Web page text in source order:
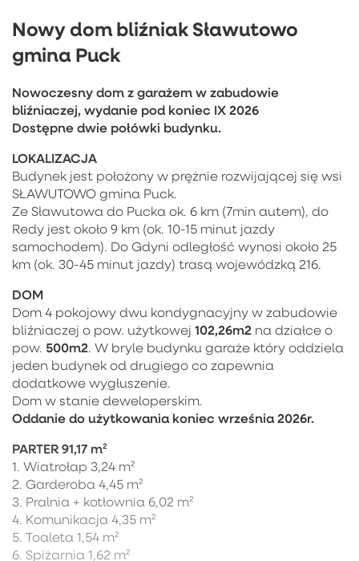
Nowy dom bliźniak Sławutowo
gmina Puck
Nowoczesny dom z garażem w zabudowie
bliźniaczej, wydanie pod koniec IX 2026
Dostępne dwie połówki budynku.
LOKALIZACJA
Budynek jest położony w prężnie rozwijającej się wsi
SŁAWUTOWO gmina Puck.
Ze Sławutowa do Pucka ok. 6 km (7min autem), do
Redy jest około 9 km (ok. 10-15 minut jazdy
samochodem). Do Gdyni odległość wynosi około 25
km (ok. 30-45 minut jazdy) trasą wojewódzką 216.
DOM
Dom 4 pokojowy dwu kondygnacyjny w zabudowie
bliźniaczej o pow. użytkowej 102,26m2 na działce o
pow. 500m2. W bryle budynku garaże który oddziela
jeden budynek od drugiego co zapewnia
dodatkowe wygłuszenie.
Dom w stanie deweloperskim.
Oddanie do użytkowania koniec września 2026r.
PARTER 91,17 m²
1. Wiatrołap 3,24 m²
2. Garderoba 4,45 m²
3. Pralnia + kotłownia 6,02 m²
4. Komunikacja 4,35 m²
5. Toaleta 1,54 m²
6. Spiżarnia 1,62 m²